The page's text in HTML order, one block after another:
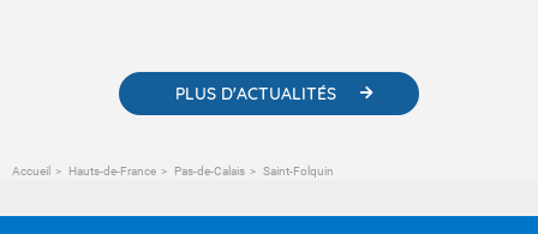
PLUS D'ACTUALITÉS
Accueil Hauts-de-France Pas-de-Calais Saint-Folquin